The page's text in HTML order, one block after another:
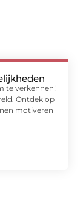
te verkennen!
Ontdek op
motiveren